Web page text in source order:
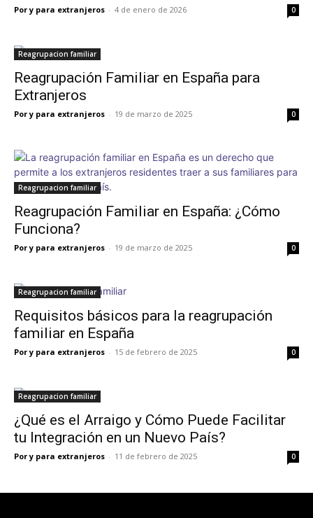
Por y para extranjeros - 4 de enero de 2026 0
Reagrupacion familiar
Reagrupación Familiar en España para
Extranjeros
Por y para extranjeros - 19 de marzo de 2025 0
Reagrupacion familiar
Reagrupación Familiar en España: ¿Cómo
Funciona?
Por y para extranjeros - 19 de marzo de 2025 0
Reagrupacion familiar
Requisitos básicos para la reagrupación
familiar en España
Por y para extranjeros - 15 de febrero de 2025 0
Reagrupacion familiar
¿Qué es el Arraigo y Cómo Puede Facilitar
tu Integración en un Nuevo País?
Por y para extranjeros - 11 de febrero de 2025 0